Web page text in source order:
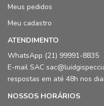
Meus pedidos
Meu cadastro
ATENDIMENTO
WhatsApp (21) 99991-8835
E-mail SAC
respostas em até 48h nos
NOSSOS HORÁRIOS